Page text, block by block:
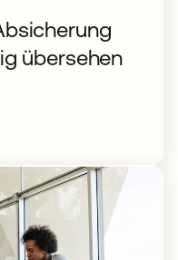
übersehen